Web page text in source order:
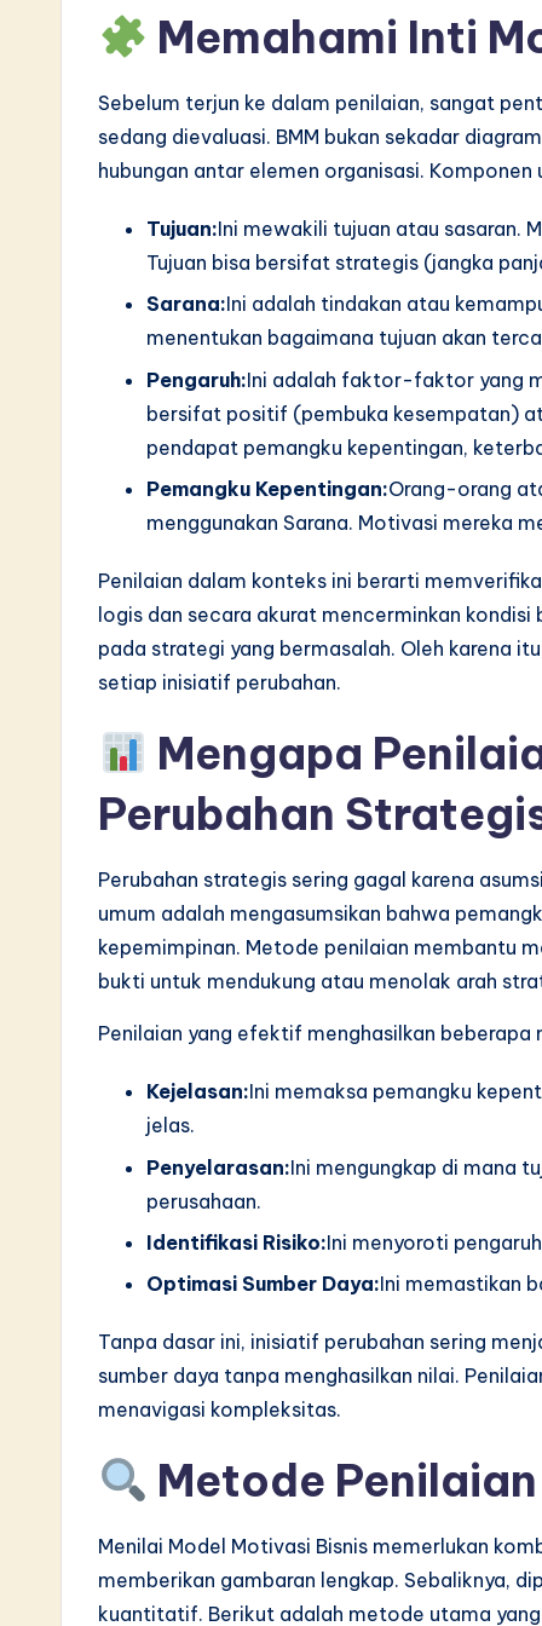
ft
w
Memahami Inti
Sebelum terjun ke dalam penilaian, sangat
sedang dievaluasi. BMM bukan sekadar
hubungan antar elemen organisasi.
Tujuan:Ini mewakili tujuan atau sasaran.
Tujuan bisa bersifat strategis (jangka
Sarana:Ini adalah tindakan atau
menentukan bagaimana tujuan akan
Pengaruh:Ini adalah faktor-faktor yang
bersifat positif (pembuka kesempatan)
pendapat pemangku kepentingan,
Pemangku Kepentingan:Orang-orang
menggunakan Sarana. Motivasi mereka
Penilaian dalam konteks ini berarti
logis dan secara akurat mencerminkan
pada strategi yang bermasalah. Oleh karena
setiap inisiatif perubahan.
Mengapa
Perubahan
Perubahan strategis sering gagal karena
umum adalah mengasumsikan bahwa
kepemimpinan. Metode penilaian membantu
bukti untuk mendukung atau menolak arah
Penilaian yang efektif menghasilkan beberapa
Kejelasan:Ini memaksa pemangku
jelas.
Penyelarasan:Ini mengungkap di mana
perusahaan.
Identifikasi Risiko:Ini menyoroti
Optimasi Sumber Daya:Ini memastikan
Tanpa dasar ini, inisiatif perubahan sering
sumber daya tanpa menghasilkan nilai.
menavigasi kompleksitas.
Metode
Menilai Model Motivasi Bisnis memerlukan
memberikan gambaran lengkap. Sebaliknya,
kuantitatif. Berikut adalah metode utama